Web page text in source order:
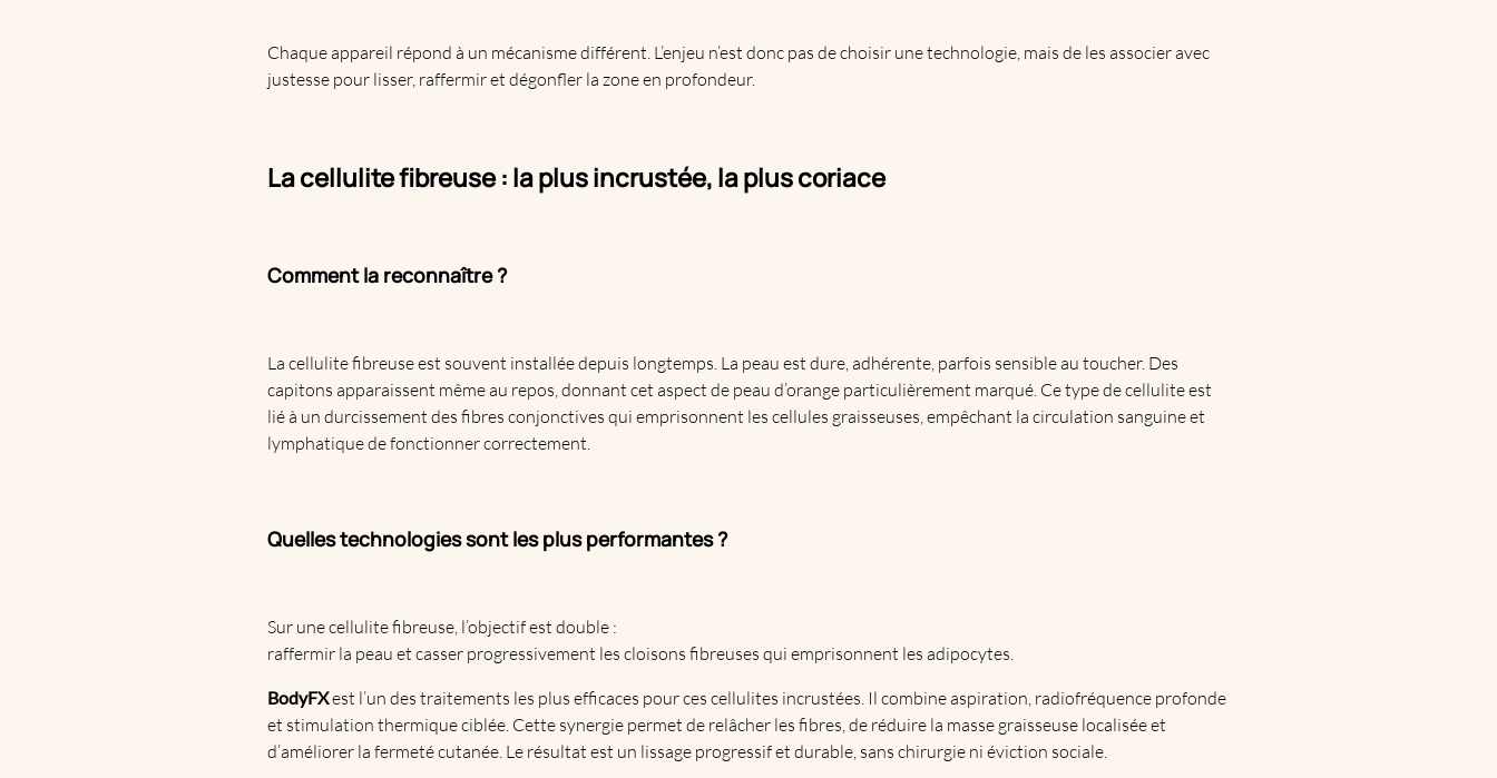
Chaque appareil répond à un mécanisme différent. L’enjeu n’est donc pas de choisir une technologie, mais de les associer avec
justesse pour lisser, raffermir et dégonfler la zone en profondeur.
La cellulite fibreuse : la plus incrustée, la plus coriace
Comment la reconnaître ?
La cellulite fibreuse est souvent installée depuis longtemps. La peau est dure, adhérente, parfois sensible au toucher. Des
capitons apparaissent même au repos, donnant cet aspect de peau d’orange particulièrement marqué. Ce type de cellulite est
lié à un durcissement des fibres conjonctives qui emprisonnent les cellules graisseuses, empêchant la circulation sanguine et
lymphatique de fonctionner correctement.
Quelles technologies sont les plus performantes ?
Sur une cellulite fibreuse, l’objectif est double :
raffermir la peau et casser progressivement les cloisons fibreuses qui emprisonnent les adipocytes.
BodyFXest l’un des traitements les plus efficaces pour ces cellulites incrustées. Il combine aspiration, radiofréquence profonde
et stimulation thermique ciblée. Cette synergie permet de relâcher les fibres, de réduire la masse graisseuse localisée et
d’améliorer la fermeté cutanée. Le résultat est un lissage progressif et durable, sans chirurgie ni éviction sociale.